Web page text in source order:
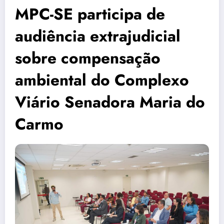
MPC-SE participa de
audiência extrajudicial
sobre compensação
ambiental do Complexo
Viário Senadora Maria do
Carmo